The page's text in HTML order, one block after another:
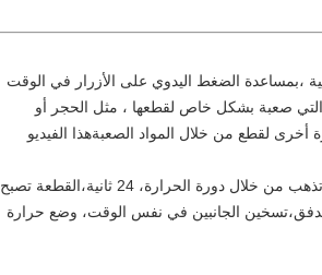
،بمساعدة الضغط اليدوي على الأزرار في الوقت
التي صعبة بشكل خاص لقطعها ، مثل الحجر أو
لقطع من خلال المواد الصعبةهذا الفيديو
بعد خلعها، سوف تنظفها مع شفرة الهواء، فمن المهم أن يكون السطح نظيفا عند اللحام حتى كل ما سيتعلق بها، الآن سوف تذهب من خلال دورة الحرارة، 24 ثانية،القطعة تصبح
الجانبين في نفس الوقت، وضع حرارة